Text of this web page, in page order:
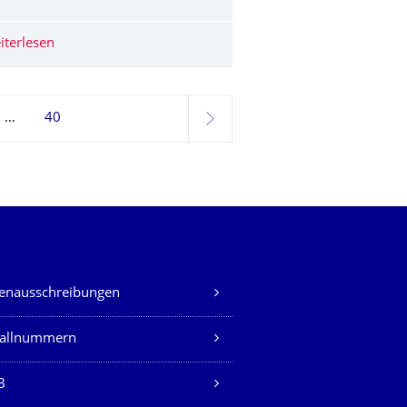
das ITM präsentiert aktuelle Projekte
von Herrn Dr.-Ing. Philipp Köhler
40
weiter